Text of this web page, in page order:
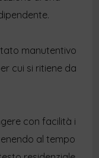
manutentivo
cui si ritiene da
con facilità i
al tempo